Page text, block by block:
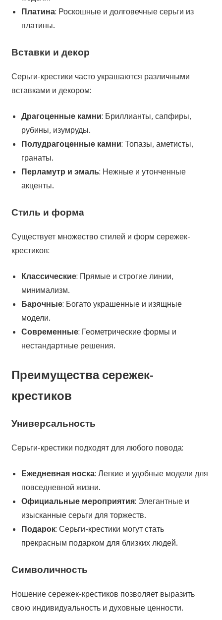
Платина: Роскошные и долговечные серьги из
платины.
Вставки и декор
Серьги-крестики часто украшаются различными
вставками и декором:
Драгоценные камни: Бриллианты, сапфиры,
рубины, изумруды.
Полудрагоценные камни: Топазы, аметисты,
гранаты.
Перламутр и эмаль: Нежные и утонченные
акценты.
Стиль и форма
Существует множество стилей и форм сережек-
крестиков:
Классические: Прямые и строгие линии,
минимализм.
Барочные: Богато украшенные и изящные
модели.
Современные: Геометрические формы и
нестандартные решения.
Преимущества сережек-
крестиков
Универсальность
Серьги-крестики подходят для любого повода:
Ежедневная носка: Легкие и удобные модели для
повседневной жизни.
Официальные мероприятия: Элегантные и
изысканные серьги для торжеств.
Подарок: Серьги-крестики могут стать
прекрасным подарком для близких людей.
Символичность
Ношение сережек-крестиков позволяет выразить
свою индивидуальность и духовные ценности.